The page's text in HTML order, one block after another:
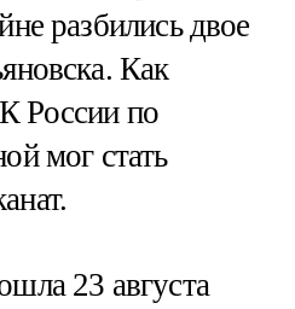
разбились двое
Как
России по
мог стать
23 августа